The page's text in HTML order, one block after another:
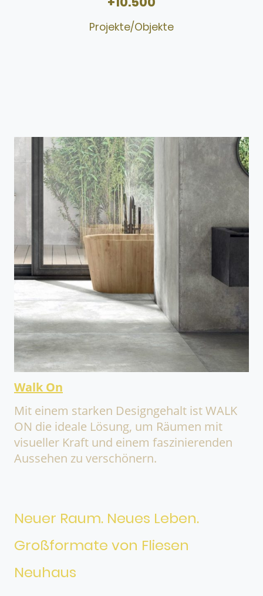
Projekte/Objekte
Walk On
Mit einem starken Designgehalt ist WALK
ON die ideale Lösung, um Räumen mit
visueller Kraft und einem faszinierenden
Aussehen zu verschönern.
Neuer Raum. Neues Leben.
Großformate von Fliesen
Neuhaus